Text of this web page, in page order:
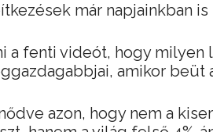
már napjainkban is
a fenti videót, hogy milyen
amikor beüt
azon, hogy nem a